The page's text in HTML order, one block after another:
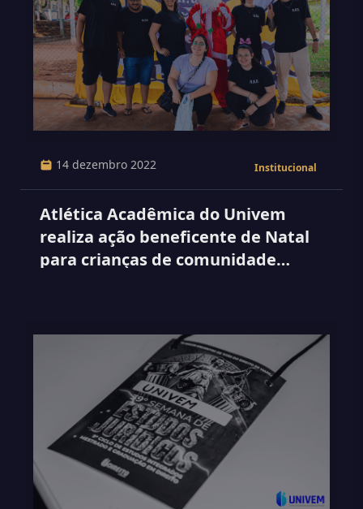
14 dezembro 2022 Institucional
Atlética Acadêmica do Univem
realiza ação beneficente de Natal
para crianças de comunidade